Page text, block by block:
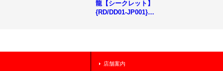
龍【シークレット】
{RD/DD01-JP001}
店舗案内